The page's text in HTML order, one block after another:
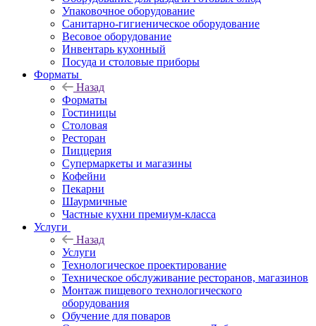
Упаковочное оборудование
Санитарно-гигиеническое оборудование
Весовое оборудование
Инвентарь кухонный
Посуда и столовые приборы
Форматы
Назад
Форматы
Гостиницы
Столовая
Ресторан
Пиццерия
Супермаркеты и магазины
Кофейни
Пекарни
Шаурмичные
Частные кухни премиум-класса
Услуги
Назад
Услуги
Технологическое проектирование
Техническое обслуживание ресторанов, магазинов
Монтаж пищевого технологического
оборудования
Обучение для поваров